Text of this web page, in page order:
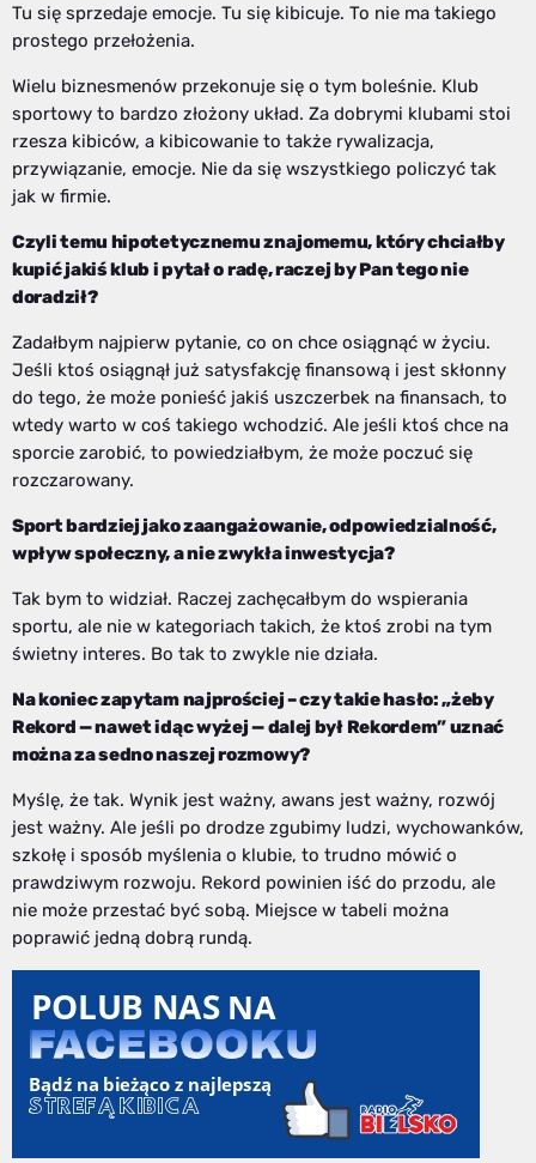
Tu się sprzedaje emocje. Tu się kibicuje. To nie ma takiego
prostego przełożenia.
Wielu biznesmenów przekonuje się o tym boleśnie. Klub
sportowy to bardzo złożony układ. Za dobrymi klubami stoi
rzesza kibiców, a kibicowanie to także rywalizacja,
przywiązanie, emocje. Nie da się wszystkiego policzyć tak
jak w firmie.
Czyli temu hipotetycznemu znajomemu, który chciałby
kupić jakiś klub i pytał o radę, raczej by Pan tego nie
doradził?
Zadałbym najpierw pytanie, co on chce osiągnąć w życiu.
Jeśli ktoś osiągnął już satysfakcję finansową i jest skłonny
do tego, że może ponieść jakiś uszczerbek na finansach, to
wtedy warto w coś takiego wchodzić. Ale jeśli ktoś chce na
sporcie zarobić, to powiedziałbym, że może poczuć się
rozczarowany.
Sport bardziej jako zaangażowanie, odpowiedzialność,
wpływ społeczny, a nie zwykła inwestycja?
Tak bym to widział. Raczej zachęcałbym do wspierania
sportu, ale nie w kategoriach takich, że ktoś zrobi na tym
świetny interes. Bo tak to zwykle nie działa.
Na koniec zapytam najprościej – czy takie hasło: „żeby
Rekord — nawet idąc wyżej — dalej był Rekordem” uznać
można za sedno naszej rozmowy?
Myślę, że tak. Wynik jest ważny, awans jest ważny, rozwój
jest ważny. Ale jeśli po drodze zgubimy ludzi, wychowanków,
szkołę i sposób myślenia o klubie, to trudno mówić o
prawdziwym rozwoju. Rekord powinien iść do przodu, ale
nie może przestać być sobą. Miejsce w tabeli można
poprawić jedną dobrą rundą.